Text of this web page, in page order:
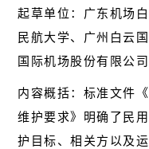
起草单位：广东机场
民航大学、广州白云
国际机场股份有限公
内容概括：标准文件
维护要求》明确了民
护目标、相关方以及